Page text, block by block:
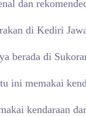
dan
di Kediri
berada di
ini memakai
kendaraan